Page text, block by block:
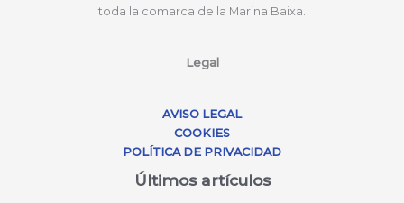
toda la comarca de la Marina Baixa.
Legal
AVISO LEGAL
COOKIES
POLÍTICA DE PRIVACIDAD
Últimos artículos